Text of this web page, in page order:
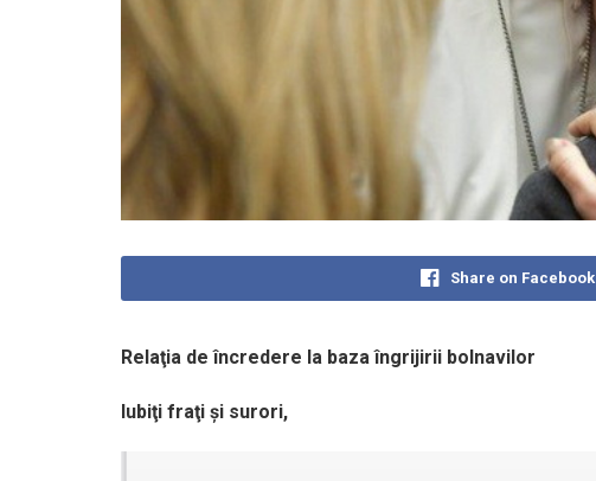
Share on Facebook
Relaţia de încredere la baza îngrijirii bolnavilor
Iubiţi fraţi şi surori,